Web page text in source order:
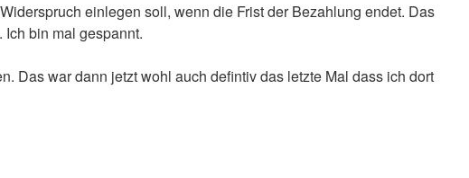
einlegen soll, wenn die Frist der Bezahlung endet. Das
bin mal gespannt.
Das war dann jetzt wohl auch defintiv das letzte Mal dass ich dort